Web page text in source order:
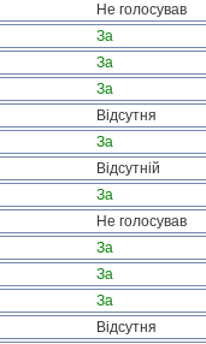
Не голосував
За
За
За
Відсутня
За
Відсутній
За
Не голосував
За
За
За
Відсутня